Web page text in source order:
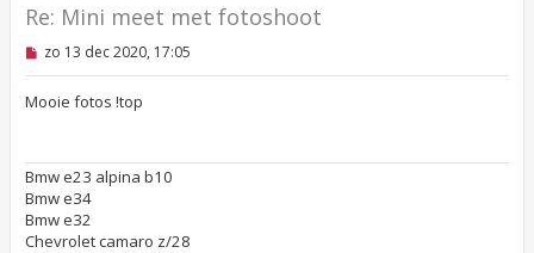
Re: Mini meet met fotoshoot
O
e
e
n
b
e
r
zo 13 dec 2020, 17:05
Mooie fotos !top
Bmw e23 alpina b10
Bmw e34
Bmw e32
Chevrolet camaro z/28